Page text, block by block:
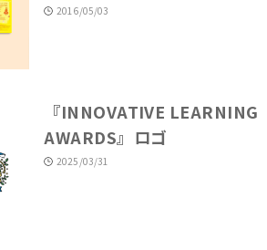
2016/05/03
『INNOVATIVE LEARNING
AWARDS』ロゴ
2025/03/31